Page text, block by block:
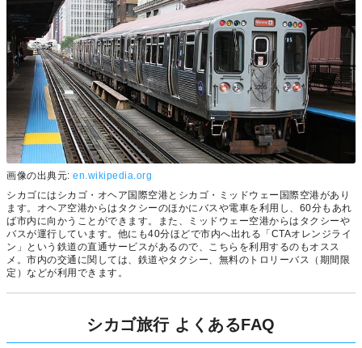
画像の出典元: en.wikipedia.org
シカゴにはシカゴ・オヘア国際空港とシカゴ・ミッドウェー国際空港があり
ます。オヘア空港からはタクシーのほかにバスや電車を利用し、60分もあれ
ば市内に向かうことができます。また、ミッドウェー空港からはタクシーや
バスが運行しています。他にも40分ほどで市内へ出れる「CTAオレンジライ
ン」という鉄道の直通サービスがあるので、こちらを利用するのもオスス
メ。市内の交通に関しては、鉄道やタクシー、無料のトロリーバス（期間限
定）などが利用できます。
シカゴ旅行 よくあるFAQ